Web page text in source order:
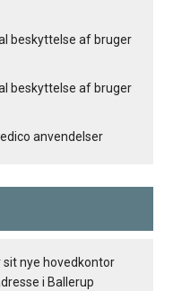
beskyttelse af bruger
beskyttelse af bruger
anvendelser
sit nye hovedkontor
i Ballerup